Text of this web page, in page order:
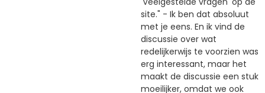
site." - Ik ben dat absoluut
met je eens. En ik vind de
discussie over wat
redelijkerwijs te voorzien was
erg interessant, maar het
maakt de discussie een stuk
moeilijker, omdat we ook